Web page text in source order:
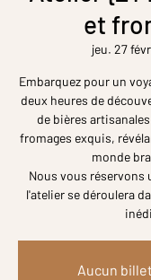
et
jeu. 27
Embarquez pour un
deux heures de
de bières
fromages exquis,
monde
Nous vous réservons
l'atelier se déroulera
Aucun